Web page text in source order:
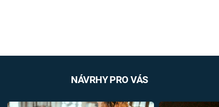
NÁVRHY PRO VÁS